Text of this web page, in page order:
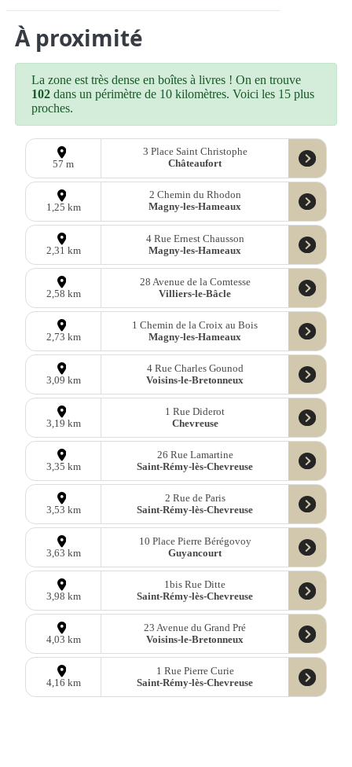
À proximité
La zone est très dense en boîtes à livres ! On en trouve
102 dans un périmètre de 10 kilomètres. Voici les 15 plus
proches.
57 m
3 Place Saint Christophe
Châteaufort
1,25 km
2 Chemin du Rhodon
Magny-les-Hameaux
2,31 km
4 Rue Ernest Chausson
Magny-les-Hameaux
2,58 km
28 Avenue de la Comtesse
Villiers-le-Bâcle
2,73 km
1 Chemin de la Croix au Bois
Magny-les-Hameaux
3,09 km
4 Rue Charles Gounod
Voisins-le-Bretonneux
3,19 km
1 Rue Diderot
Chevreuse
3,35 km
26 Rue Lamartine
Saint-Rémy-lès-Chevreuse
3,53 km
2 Rue de Paris
Saint-Rémy-lès-Chevreuse
3,63 km
10 Place Pierre Bérégovoy
Guyancourt
3,98 km
1bis Rue Ditte
Saint-Rémy-lès-Chevreuse
4,03 km
23 Avenue du Grand Pré
Voisins-le-Bretonneux
4,16 km
1 Rue Pierre Curie
Saint-Rémy-lès-Chevreuse